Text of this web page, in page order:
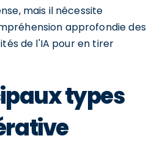
mais il nécessite
approfondie des
de l'IA pour en tirer
types